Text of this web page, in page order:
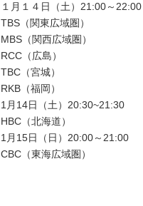
１月１４日（土）21:00～22:00
TBS（関東広域圏）
MBS（関西広域圏）
RCC（広島）
TBC（宮城）
RKB（福岡）
1月14日（土）20:30~21:30
HBC（北海道）
1月15日（日）20:00～21:00
CBC（東海広域圏）